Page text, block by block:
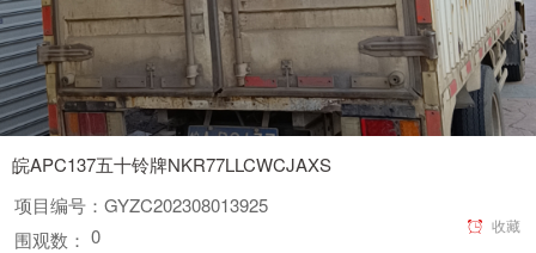
皖APC137五十铃牌NKR77LLCWCJAXS
项目编号： GYZC202308013925
围观数： 0 收藏